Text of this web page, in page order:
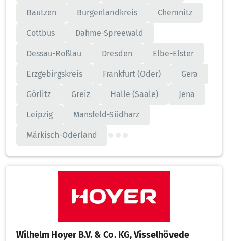
Bautzen Burgenlandkreis Chemnitz
Cottbus Dahme-Spreewald
Dessau-Roßlau Dresden Elbe-Elster
Erzgebirgskreis Frankfurt (Oder) Gera
Görlitz Greiz Halle (Saale) Jena
Leipzig Mansfeld-Südharz
Märkisch-Oderland
Wilhelm Hoyer B.V. & Co. KG, Visselhövede